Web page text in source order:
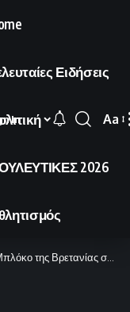
Ειδήσεις
2026
In
Font
Aa
της Βρετανίας στις αποστολές από τη βάση του Ακρωτηρίου